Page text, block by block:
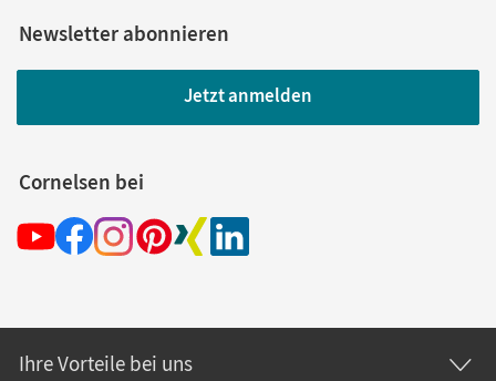
Newsletter abonnieren
Jetzt anmelden
Cornelsen bei
Ihre Vorteile bei uns